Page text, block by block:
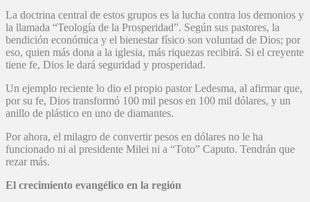
La doctrina central de estos grupos es la lucha contra los demonios y
la llamada “Teología de la Prosperidad”. Según sus pastores, la
bendición económica y el bienestar físico son voluntad de Dios; por
eso, quien más dona a la iglesia, más riquezas recibirá. Si el creyente
tiene fe, Dios le dará seguridad y prosperidad.
Un ejemplo reciente lo dio el propio pastor Ledesma, al afirmar que,
por su fe, Dios transformó 100 mil pesos en 100 mil dólares, y un
anillo de plástico en uno de diamantes.
Por ahora, el milagro de convertir pesos en dólares no le ha
funcionado ni al presidente Milei ni a “Toto” Caputo. Tendrán que
rezar más.
El crecimiento evangélico en la región